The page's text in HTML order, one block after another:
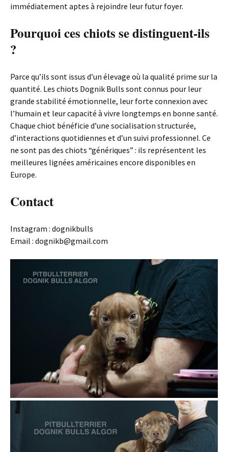
immédiatement aptes à rejoindre leur futur foyer.
Pourquoi ces chiots se distinguent-ils
?
Parce qu’ils sont issus d’un élevage où la qualité prime sur la
quantité. Les chiots Dognik Bulls sont connus pour leur
grande stabilité émotionnelle, leur forte connexion avec
l’humain et leur capacité à vivre longtemps en bonne santé.
Chaque chiot bénéficie d’une socialisation structurée,
d’interactions quotidiennes et d’un suivi professionnel. Ce
ne sont pas des chiots “génériques” : ils représentent les
meilleures lignées américaines encore disponibles en
Europe.
Contact
Instagram : dognikbulls
Email : dognikb@gmail.com